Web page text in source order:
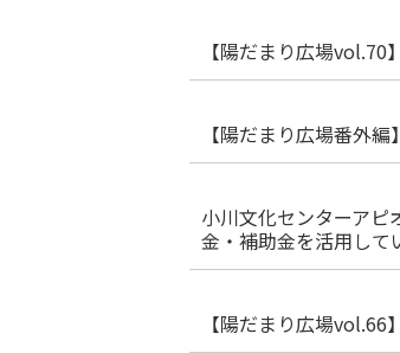
【陽だまり広場
【陽だまり広場番外
小川文化センターアピ
金・補助金を活用して
【陽だまり広場vol.66